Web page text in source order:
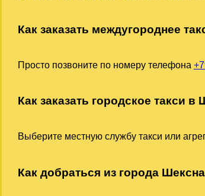
Как заказать междугороднее
Просто позвоните по номеру телефона
Как заказать городское такси в
Выберите местную службу такси или
Как добраться из города